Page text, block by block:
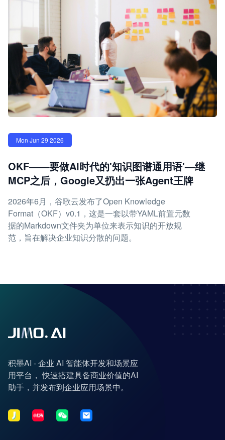
Mon Jun 29 2026
OKF——要做AI时代的'知识图谱通用语'—继
MCP之后，Google又扔出一张Agent王牌
2026年6月，谷歌云发布了Open Knowledge
Format（OKF）v0.1，这是一套以带YAML前置元数
据的Markdown文件夹为单位来表示知识的开放规
范，旨在解决企业知识分散的问题。
积墨AI - 企业 AI 智能体开发和场景应
用平台， 快速搭建具备商业价值的AI
助手，并发布到企业应用场景中。